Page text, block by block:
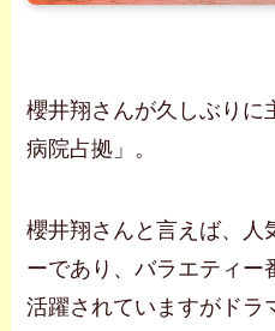
櫻井翔さんが久しぶりに
病院占拠」。
櫻井翔さんと言えば、人
ーであり、バラエティー
活躍されていますがドラ